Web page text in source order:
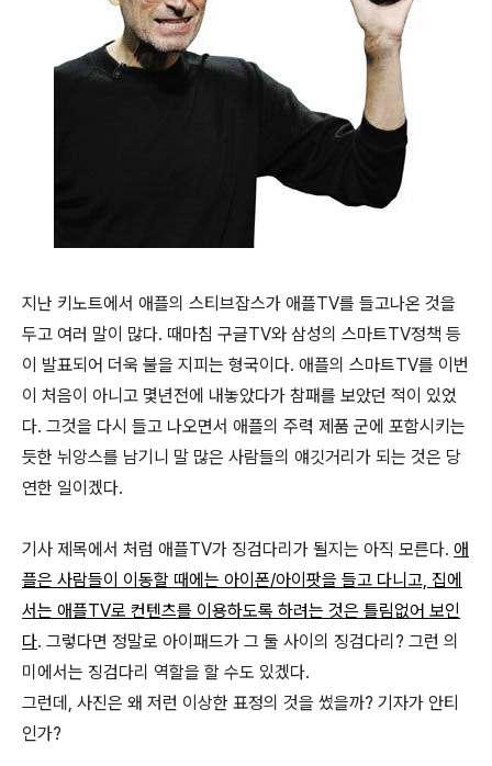
지난 키노트에서 애플의 스티브잡스가 애플TV를 들고나온 것을
두고 여러 말이 많다. 때마침 구글TV와 삼성의 스마트TV정책 등
이 발표되어 더욱 불을 지피는 형국이다. 애플의 스마트TV를 이번
이 처음이 아니고 몇년전에 내놓았다가 참패를 보았던 적이 있었
다. 그것을 다시 들고 나오면서 애플의 주력 제품 군에 포함시키는
듯한 뉘앙스를 남기니 말 많은 사람들의 얘깃거리가 되는 것은 당
연한 일이겠다.
기사 제목에서 처럼 애플TV가 징검다리가 될지는 아직 모른다. 애
플은 사람들이 이동할 때에는 아이폰/아이팟을 들고 다니고, 집에
서는 애플TV로 컨텐츠를 이용하도록 하려는 것은 틀림없어 보인
다. 그렇다면 정말로 아이패드가 그 둘 사이의 징검다리? 그런 의
미에서는 징검다리 역할을 할 수도 있겠다.
그런데, 사진은 왜 저런 이상한 표정의 것을 썼을까? 기자가 안티
인가?